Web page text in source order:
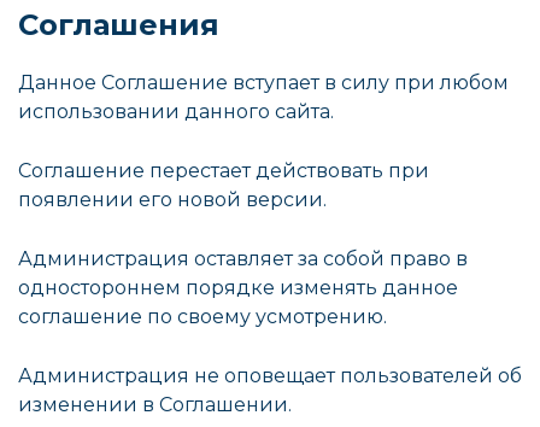
Соглашения
Данное Соглашение вступает в силу при любом
использовании данного сайта.
Соглашение перестает действовать при
появлении его новой версии.
Администрация оставляет за собой право в
одностороннем порядке изменять данное
соглашение по своему усмотрению.
Администрация не оповещает пользователей об
изменении в Соглашении.